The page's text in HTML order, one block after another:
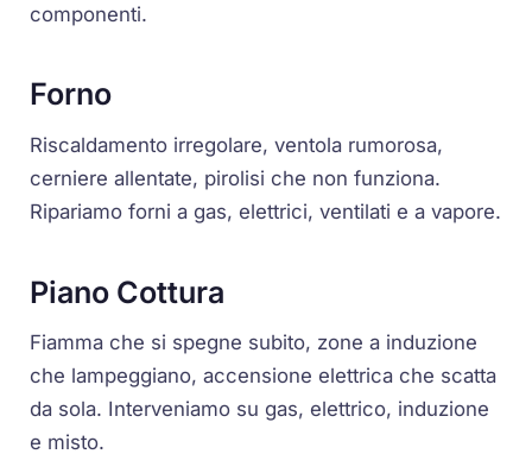
componenti.
Forno
Riscaldamento irregolare, ventola rumorosa,
cerniere allentate, pirolisi che non funziona.
Ripariamo forni a gas, elettrici, ventilati e a vapore.
Piano Cottura
Fiamma che si spegne subito, zone a induzione
che lampeggiano, accensione elettrica che scatta
da sola. Interveniamo su gas, elettrico, induzione
e misto.